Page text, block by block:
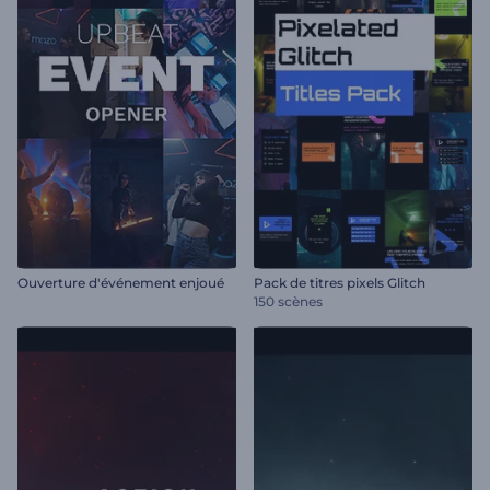
Ouverture d'événement enjoué
Pack de titres pixels Glitch
150 scènes